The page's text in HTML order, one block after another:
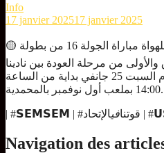
Info
17 janvier 202517 janvier 2025
🟡 برمجت الرابطة الوطنية للهواة مباراة الجولة 16 من بطولة
من مرحلة العودة بين نادينا
الغالي والضيف اتحاد سوف، يوم السبت 25 جانفي بداية من الساعة
14:00 بملعب أول نوفمبر بالمحمدية.
| #𝗦𝗘𝗠𝗦𝗘𝗠 | #قوتنافي
Navigation des